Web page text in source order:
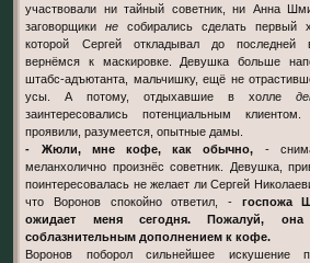
участвовали ни тайный советник, ни Анна
заговорщикине собирались сделать первый
которой Сергей откладывал до последней
вернёмся к маскировке. Девушка больше
штабс-адъютанта, мальчишку, ещё не
усы. А потому, отдыхавшие в холле
заинтересовались потенциальным
проявили, разумеется, опытные дамы.
- Жюли, мне кофе, как обычно, -
меланхолично произнёс советник. Девушка,
поинтересовалась не желает ли Сергей
что Воронов спокойно ответил, - госпожа
ожидает меня сегодня. Пожалуй,
соблазнительным дополнением к кофе.
Воронов поборол сильнейшее искушение